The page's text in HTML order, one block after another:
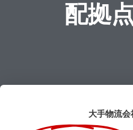
配拠
大手物流